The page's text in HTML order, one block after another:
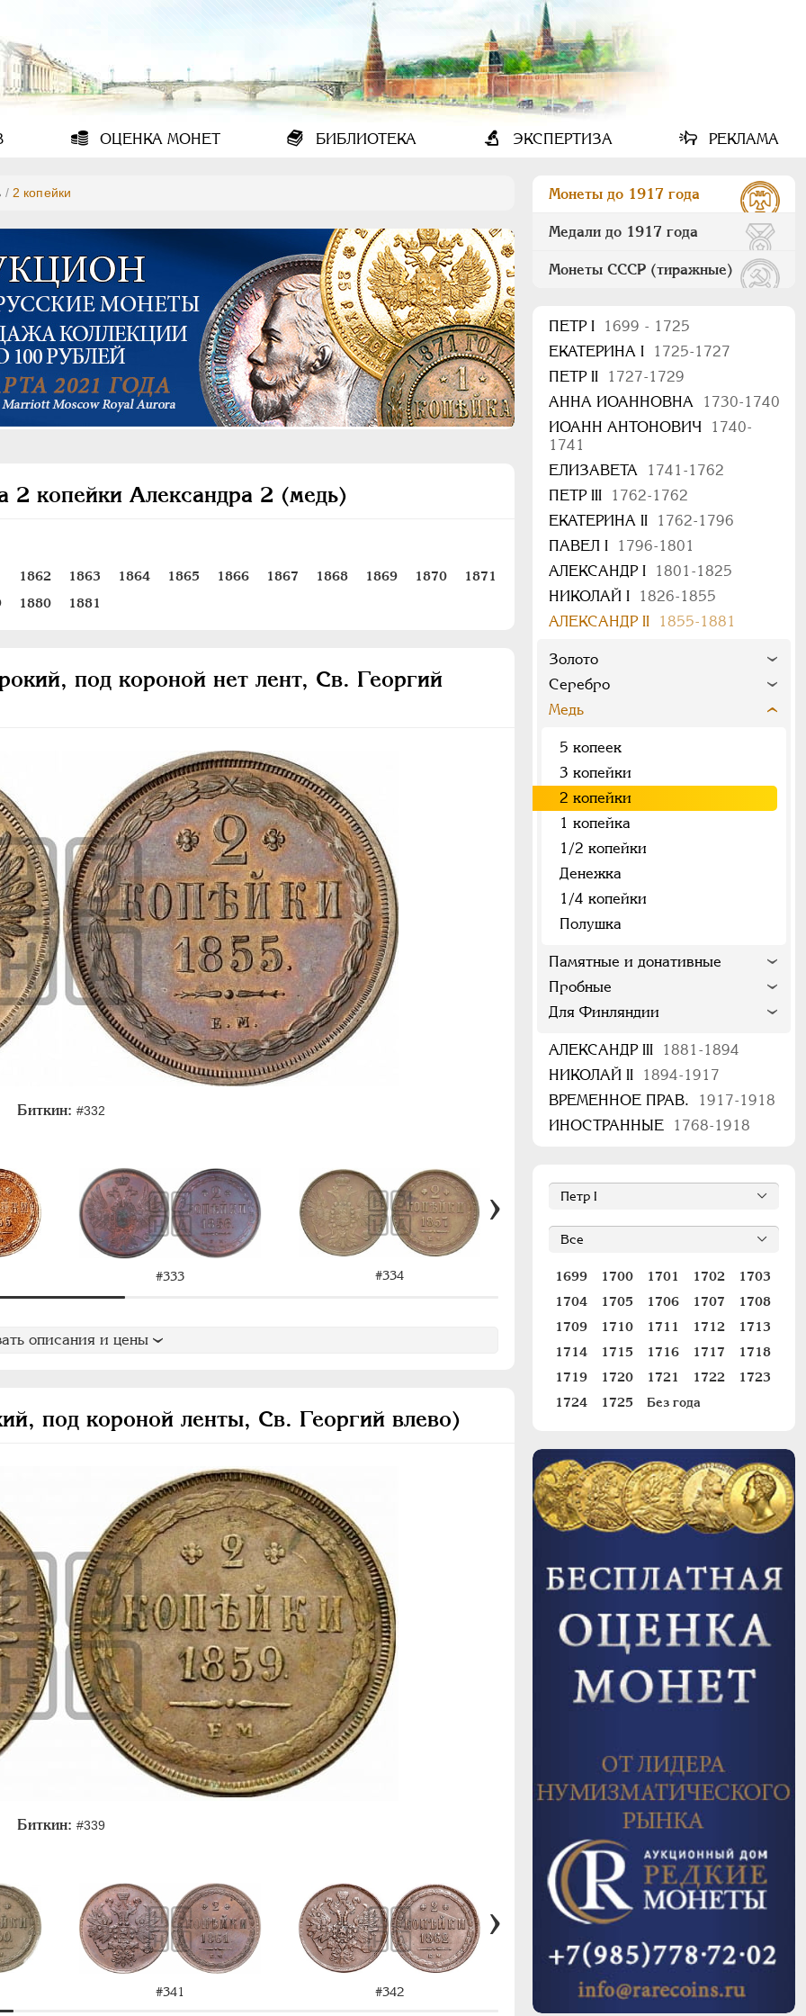
ОЦЕНКАМОНЕТ БИБЛИОТЕКА ЭКСПЕРТИЗА РЕКЛАМА
/ 2 копейки
2 копейки Александра 2 (медь)
1862 1863 1864 1865 1866 1867 1868 1869 1870
1871
1880 1881
под короной нет лент, Св. Георгий
Биткин: #332
#333 #334 #335
описания и цены
под короной ленты, Св. Георгий влево)
Биткин: #339
#341 #342 #343
Монеты до 1917 года
Медали до 1917 года
Монеты СССР (тиражные)
ПEТР I
1699 - 1725
ЕКАТЕРИНА I
1725-1727
ПЕТР II
1727-1729
АННА ИОАННОВНА
1730-1740
ИОАНН АНТОНОВИЧ
1740-
1741
ЕЛИЗАВЕТА
1741-1762
ПЕТР III
1762-1762
ЕКАТЕРИНА II
1762-1796
ПАВЕЛ I
1796-1801
АЛЕКСАНДР I
1801-1825
НИКОЛАЙ I
1826-1855
АЛЕКСАНДР II
1855-1881
Золото
Серебро
Медь
5 копеек
3 копейки
2 копейки
1 копейка
1/2 копейки
Денежка
1/4 копейки
Полушка
Памятные и донативные
Пробные
Для Финляндии
АЛЕКСАНДР III
1881-1894
НИКОЛАЙ II
1894-1917
ВРЕМЕННОЕ ПРАВ.
1917-1918
ИНОСТРАННЫЕ
1768-1918
1699 1700 1701 1702
1703
1704
1705 1706 1707
1708
1709
1710 1711 1712
1713
1714
1715 1716 1717
1718
1719
1720 1721 1722
1723
1724
1725 Без года